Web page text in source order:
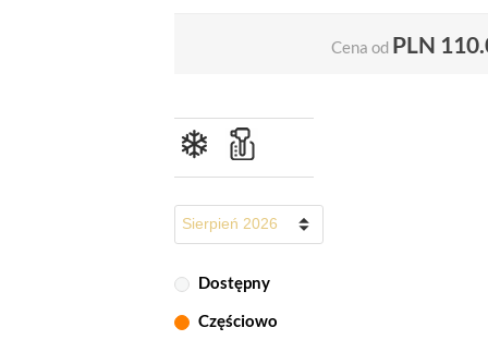
Cena od PLN
Dostępny
Częściowo